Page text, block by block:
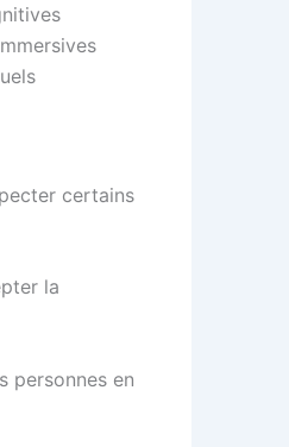
certains
la
personnes en